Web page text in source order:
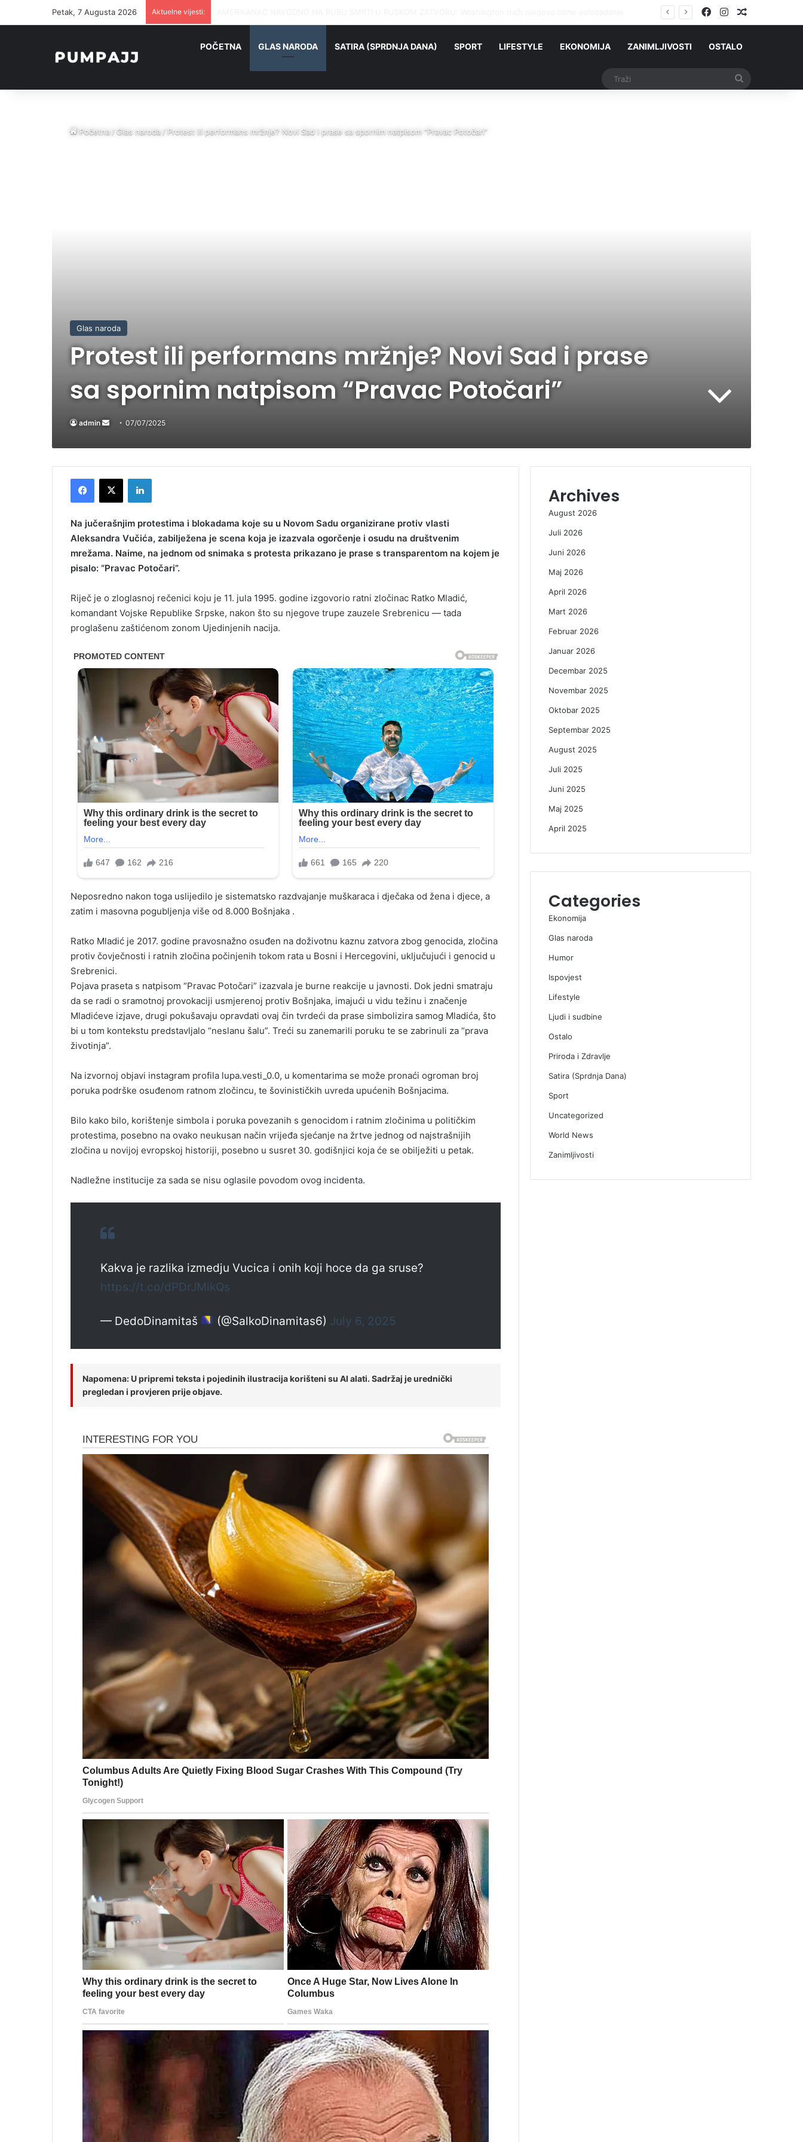
Petak, 7 Augusta 2026 Aktuelne vijesti: FacebookInstagram
POČETNA GLAS NARODA SATIRA (SPRDNJA DANA) SPORT LIFESTYLE EKONOMIJA ZANIMLJIVOSTI OSTALO
Početna/Glas naroda/Protest ili performans mržnje? Novi Sad i prase sa spornim natpisom “Pravac Potočari”
Glas naroda
Protest ili performans mržnje? Novi Sad i prase
sa spornim natpisom “Pravac Potočari”
admin
Send07/07/2025
Na jučerašnjim protestima i blokadama koje su u Novom Sadu organizirane protiv vlasti
Aleksandra Vučića, zabilježena je scena koja je izazvala ogorčenje i osudu na društvenim
mrežama. Naime, na jednom od snimaka s protesta prikazano je prase s transparentom na kojem je
pisalo: “Pravac Potočari”.
Riječ je o zloglasnoj rečenici koju je 11. jula 1995. godine izgovorio ratni zločinac Ratko Mladić,
komandant Vojske Republike Srpske, nakon što su njegove trupe zauzele Srebrenicu — tada
proglašenu zaštićenom zonom Ujedinjenih nacija.
Neposredno nakon toga uslijedilo je sistematsko razdvajanje muškaraca i dječaka od žena i djece, a
zatim i masovna pogubljenja više od 8.000 Bošnjaka .
Ratko Mladić je 2017. godine pravosnažno osuđen na doživotnu kaznu zatvora zbog genocida, zločina
protiv čovječnosti i ratnih zločina počinjenih tokom rata u Bosni i Hercegovini, uključujući i genocid u
Srebrenici.
Pojava praseta s natpisom “Pravac Potočari” izazvala je burne reakcije u javnosti. Dok jedni smatraju
da se radi o sramotnoj provokaciji usmjerenoj protiv Bošnjaka, imajući u vidu težinu i značenje
Mladićeve izjave, drugi pokušavaju opravdati ovaj čin tvrdeći da prase simbolizira samog Mladića, što
bi u tom kontekstu predstavljalo “neslanu šalu”. Treći su zanemarili poruku te se zabrinuli za “prava
životinja”.
Na izvornoj objavi instagram profila lupa.vesti_0.0, u komentarima se može pronaći ogroman broj
poruka podrške osuđenom ratnom zločincu, te šovinističkih uvreda upućenih Bošnjacima.
Bilo kako bilo, korištenje simbola i poruka povezanih s genocidom i ratnim zločinima u političkim
protestima, posebno na ovako neukusan način vrijeđa sjećanje na žrtve jednog od najstrašnijih
zločina u novijoj evropskoj historiji, posebno u susret 30. godišnjici koja će se obilježiti u petak.
Nadležne institucije za sada se nisu oglasile povodom ovog incidenta.
Kakva je razlika izmedju Vucica i onih koji hoce da ga sruse?
https://t.co/dPDrJMikQs
— DedoDinamitaš (@SalkoDinamitas6) July 6, 2025
Napomena: U pripremi teksta i pojedinih ilustracija korišteni su AI alati. Sadržaj je urednički
pregledan i provjeren prije objave.
Archives
August 2026
Juli 2026
Juni 2026
Maj 2026
April 2026
Mart 2026
Februar 2026
Januar 2026
Decembar 2025
Novembar 2025
Oktobar 2025
Septembar 2025
August 2025
Juli 2025
Juni 2025
Maj 2025
April 2025
Categories
Ekonomija
Glas naroda
Humor
Ispovjest
Lifestyle
Ljudi i sudbine
Ostalo
Priroda i Zdravlje
Satira (Sprdnja Dana)
Sport
Uncategorized
World News
Zanimljivosti